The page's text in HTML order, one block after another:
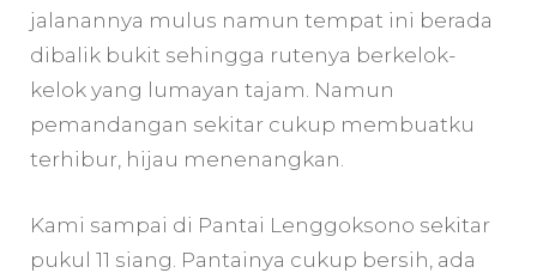
jalanannya mulus namun tempat ini berada
dibalik bukit sehingga rutenya berkelok-
kelok yang lumayan tajam. Namun
pemandangan sekitar cukup membuatku
terhibur, hijau menenangkan.
Kami sampai di Pantai Lenggoksono sekitar
pukul 11 siang. Pantainya cukup bersih, ada